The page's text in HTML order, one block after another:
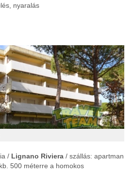
nyaralás
/ Lignano Riviera / szállás: apartman
500 méterre a homokos